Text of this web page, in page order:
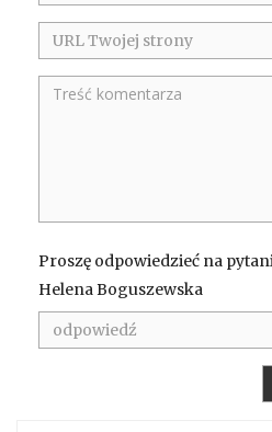
Proszę odpowiedzieć na
Helena Boguszewska